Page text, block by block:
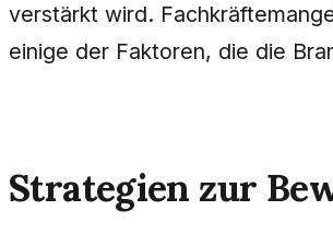
verstärkt wird.
einige der Faktoren, die die
Strategien zur